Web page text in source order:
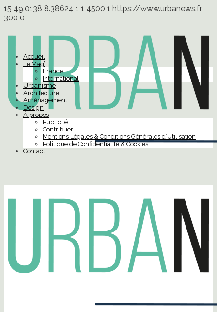
15 49.0138 8.38624 1 1 4500 1 https://www.urbanews.fr
300 0
Accueil
Le Mag’
France
International
Urbanisme
Architecture
Aménagement
Design
À propos
Publicité
Contribuer
Mentions Légales & Conditions Générales d’Utilisation
Politique de Confidentialité & Cookies
Contact